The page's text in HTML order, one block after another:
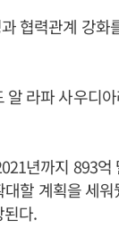
협력관계 강화
라파 사우디
년까지 893억
할 계획을 세
다.